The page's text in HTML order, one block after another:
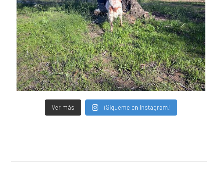
Ver más ¡Sígueme en Instagram!